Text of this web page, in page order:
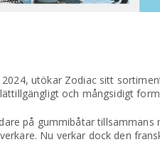
utökar Zodiac sitt
och mångsidigt
på gummibåtar
Nu verkar dock den